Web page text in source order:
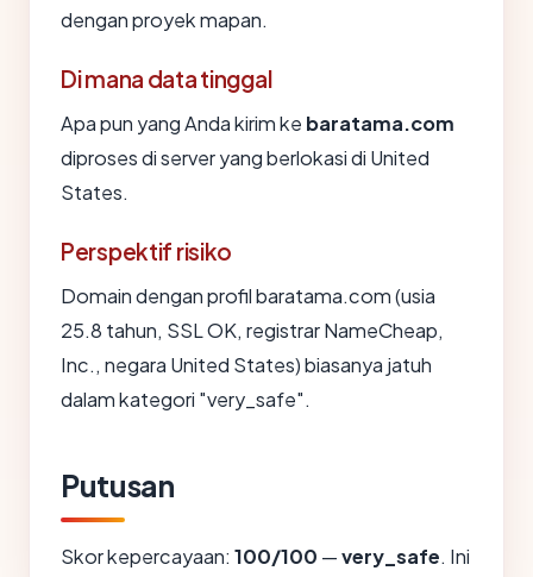
dengan proyek mapan.
Di mana data tinggal
Apa pun yang Anda kirim ke baratama.com
diproses di server yang berlokasi di United
States.
Perspektif risiko
Domain dengan profil baratama.com (usia
25.8 tahun, SSL OK, registrar NameCheap,
Inc., negara United States) biasanya jatuh
dalam kategori "very_safe".
Putusan
Skor kepercayaan: 100/100 —very_safe. Ini